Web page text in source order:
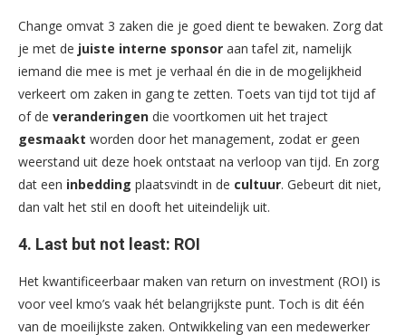
Change omvat 3 zaken die je goed dient te bewaken. Zorg dat
je met de juiste interne sponsor aan tafel zit, namelijk
iemand die mee is met je verhaal én die in de mogelijkheid
verkeert om zaken in gang te zetten. Toets van tijd tot tijd af
of de veranderingen die voortkomen uit het traject
gesmaakt worden door het management, zodat er geen
weerstand uit deze hoek ontstaat na verloop van tijd. En zorg
dat een inbedding plaatsvindt in de cultuur. Gebeurt dit niet,
dan valt het stil en dooft het uiteindelijk uit.
4. Last but not least: ROI
Het kwantificeerbaar maken van return on investment (ROI) is
voor veel kmo’s vaak hét belangrijkste punt. Toch is dit één
van de moeilijkste zaken. Ontwikkeling van een medewerker